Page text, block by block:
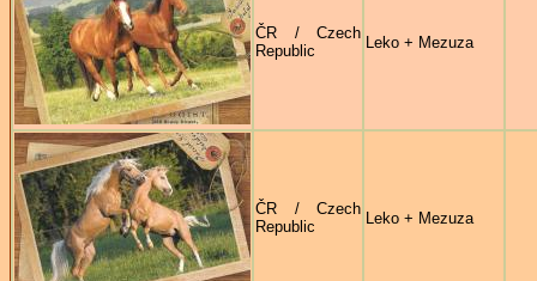
ČR / Czech
Republic
Leko + Mezuza
ČR / Czech
Republic
Leko + Mezuza